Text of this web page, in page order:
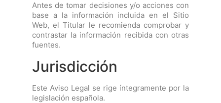
Antes de tomar decisiones y/o acciones con
base a la información incluida en el Sitio
Web, el Titular le recomienda comprobar y
contrastar la información recibida con otras
fuentes.
Jurisdicción
Este Aviso Legal se rige íntegramente por la
legislación española.